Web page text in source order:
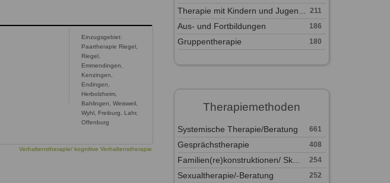
Einzugsgebiet:
Paartherapie Riegel,
Riegel,
Emmendingen,
Kenzingen,
Endingen,
Herbolzheim,
Bahlingen, Weisweil,
Wyhl, Freiburg, Lahr,
Offenburg
Verhaltenstherapie/ kognitive Verhaltenstherapie
Therapie mit Kindern und Jugen... 211
Aus- und Fortbildungen 186
Gruppentherapie 180
Therapiemethoden
Systemische Therapie/Beratung 661
Gesprächstherapie 408
Familien(re)konstruktionen/ Sk... 254
Sexualtherapie/-Beratung 252